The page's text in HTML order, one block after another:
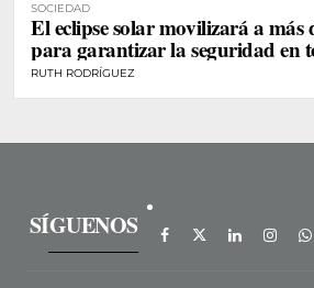
SOCIEDAD
El eclipse solar movilizará a más
para garantizar la seguridad en
RUTH RODRÍGUEZ
SÍGUENOS